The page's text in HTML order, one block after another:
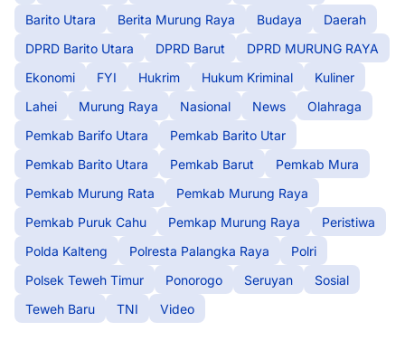
Barito Utara
Berita Murung Raya Budaya
Daerah
DPRD Barito Utara
DPRD Barut
DPRD MURUNG RAYA
Ekonomi
FYI Hukrim Hukum Kriminal
Kuliner
Lahei
Murung Raya Nasional News
Olahraga
Pemkab Barifo Utara
Pemkab Barito Utar
Pemkab Barito Utara
Pemkab Barut
Pemkab Mura
Pemkab Murung Rata
Pemkab Murung Raya
Pemkab Puruk Cahu
Pemkap Murung Raya
Peristiwa
Polda Kalteng
Polresta Palangka Raya
Polri
Polsek Teweh Timur
Ponorogo Seruyan
Sosial
Teweh Baru
TNI Video